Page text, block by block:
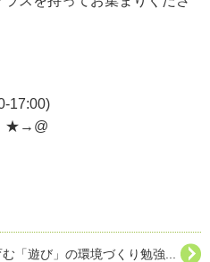
17:00)
★→@
「遊び」の環境づくり勉強...